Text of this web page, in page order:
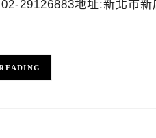
29126883地址:新北市